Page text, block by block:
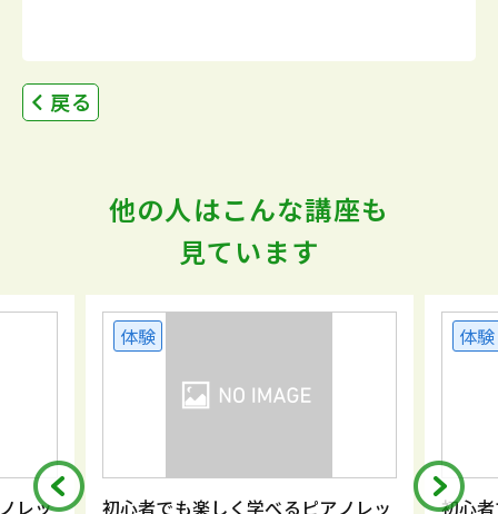
戻る
他の人はこんな講座も
見ています
レッ
体験
初心者でも楽しく学べるピアノレッ
体験
初心